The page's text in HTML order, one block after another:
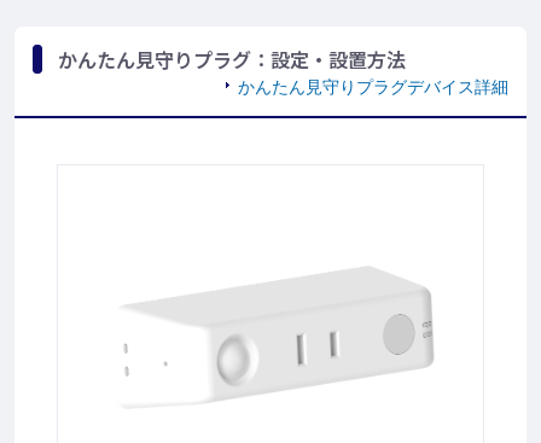
かんたん見守りプラグ：設定・設置方法
かんたん見守りプラグデバイス詳細